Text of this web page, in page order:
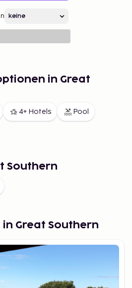
in Great
4+ Hotels Pool
Southern
in Great Southern